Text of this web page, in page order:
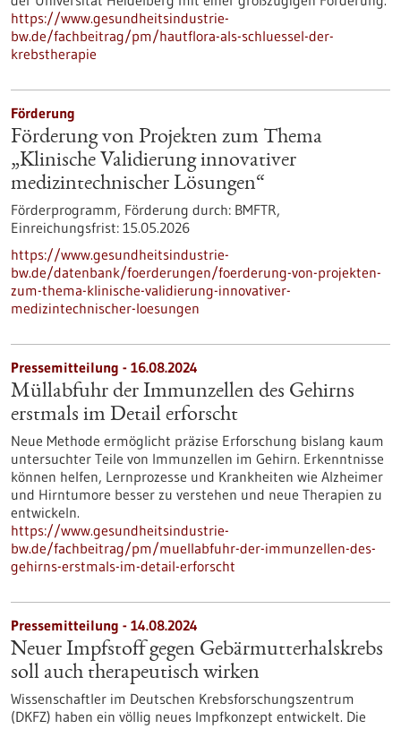
https://www.gesundheitsindustrie-
bw.de/fachbeitrag/pm/hautflora-als-schluessel-der-
krebstherapie
Förderung
Förderung von Projekten zum Thema
„Klinische Validierung innovativer
medizintechnischer Lösungen“
Förderprogramm, Förderung durch: BMFTR,
Einreichungsfrist: 15.05.2026
https://www.gesundheitsindustrie-
bw.de/datenbank/foerderungen/foerderung-von-projekten-
zum-thema-klinische-validierung-innovativer-
medizintechnischer-loesungen
Pressemitteilung - 16.08.2024
Müllabfuhr der Immunzellen des Gehirns
erstmals im Detail erforscht
Neue Methode ermöglicht präzise Erforschung bislang kaum
untersuchter Teile von Immunzellen im Gehirn. Erkenntnisse
können helfen, Lernprozesse und Krankheiten wie Alzheimer
und Hirntumore besser zu verstehen und neue Therapien zu
entwickeln.
https://www.gesundheitsindustrie-
bw.de/fachbeitrag/pm/muellabfuhr-der-immunzellen-des-
gehirns-erstmals-im-detail-erforscht
Pressemitteilung - 14.08.2024
Neuer Impfstoff gegen Gebärmutterhalskrebs
soll auch therapeutisch wirken
Wissenschaftler im Deutschen Krebsforschungszentrum
(DKFZ) haben ein völlig neues Impfkonzept entwickelt. Die